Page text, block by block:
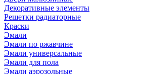
Декоративные элементы
Решетки радиаторные
Краски
Эмали
Эмали по ржавчине
Эмали универсальные
Эмали для пола
Эмали аэрозольные